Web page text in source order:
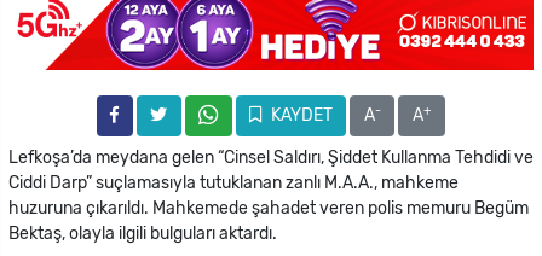
KAYDET A- A+
Lefkoşa’da meydana gelen “Cinsel Saldırı, Şiddet Kullanma Tehdidi ve
Ciddi Darp” suçlamasıyla tutuklanan zanlı M.A.A., mahkeme
huzuruna çıkarıldı. Mahkemede şahadet veren polis memuru Begüm
Bektaş, olayla ilgili bulguları aktardı.